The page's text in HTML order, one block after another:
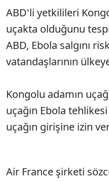
ABD'li yetkilileri
uçakta olduğunu
ABD, Ebola salgını
vatandaşlarının
Kongolu adamın
uçağın Ebola tehlikesi
uçağın girişine izin
Air France şirketi